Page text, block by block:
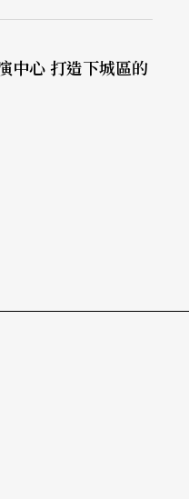
戈涅》www.westkow
forthcoming/antigo
下城區的